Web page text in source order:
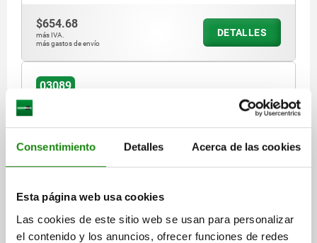
Consentimiento Detalles Acerca de las cookies
Esta página web usa cookies
Las cookies de este sitio web se usan para personalizar
el contenido y los anuncios, ofrecer funciones de redes
$654.68
más IVA.
más gastos de envío
DETALLES
03089
PERNO DE BLOQUEO, VERSIÓN CORTA TA.4
D1=M20X1,5, D=10, FORMA:A SIN RANURA DE
BLOQUEO SIN, ACERO INOXIDABLE 1.4305 NO